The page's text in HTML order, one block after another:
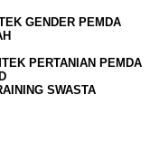
GENDER PEMDA
PERTANIAN PEMDA
SWASTA